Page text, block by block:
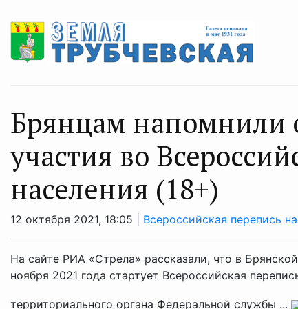
Брянцам напомнили
участия во
населения (18+)
12 октября 2021, 18:05 | Всероссийская перепись
На сайте РИА «Стрела» рассказали, что в
ноября 2021 года стартует Всероссийская
территориального органа Федеральной службы ...